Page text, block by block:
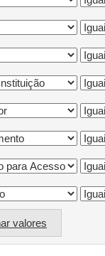
valores